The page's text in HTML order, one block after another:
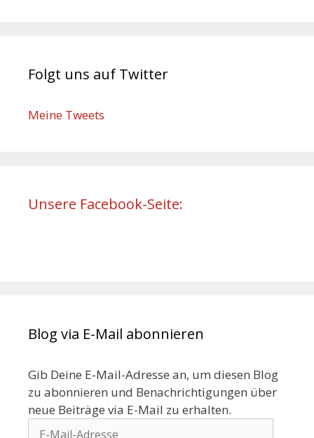
Folgt uns auf Twitter
Meine Tweets
Unsere Facebook-Seite:
Blog via E-Mail abonnieren
Gib Deine E-Mail-Adresse an, um diesen Blog
zu abonnieren und Benachrichtigungen über
neue Beiträge via E-Mail zu erhalten.